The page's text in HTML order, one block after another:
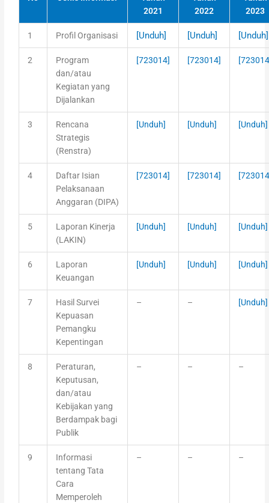
2021
2022
2023
1 Profil Organisasi [Unduh] [Unduh] [Unduh]
2
Program
dan/atau
Kegiatan yang
Dijalankan
[723014] [723014]
3
Rencana
Strategis
(Renstra)
[Unduh] [Unduh] [Unduh]
4
Daftar Isian
Pelaksanaan
Anggaran (DIPA)
[723014] [723014]
5
Laporan Kinerja
(LAKIN)
[Unduh] [Unduh] [Unduh]
6
Laporan
Keuangan
[Unduh] [Unduh] [Unduh]
7
Hasil Survei
Kepuasan
Pemangku
Kepentingan
– – [Unduh]
8
Peraturan,
Keputusan,
dan/atau
Kebijakan yang
Berdampak bagi
Publik
– – –
9
Informasi
tentang Tata
Cara
Memperoleh
– – –